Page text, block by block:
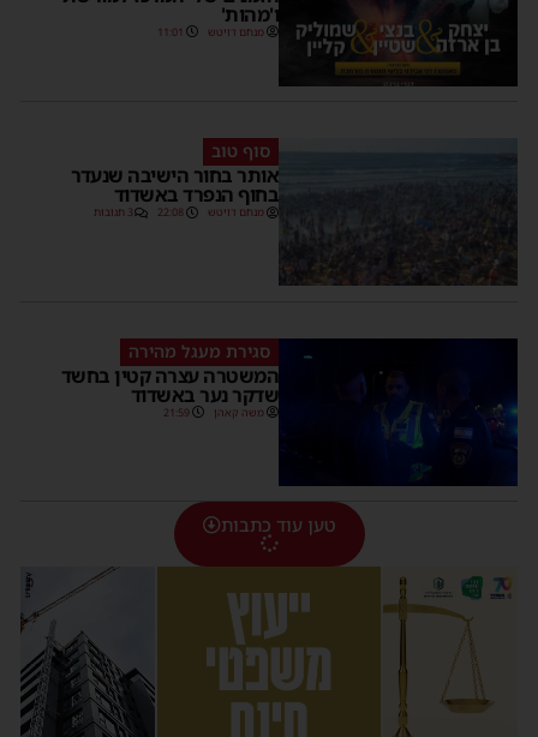
ו'מהות'
מנחם דויטש 11:01
סוף טוב
אותר בחור הישיבה שנעדר
בחוף הנפרד באשדוד
מנחם דויטש 22:08 3 תגובות
סגירת מעגל מהירה
המשטרה עצרה קטין בחשד
שדקר נער באשדוד
משה קאהן 21:59
טען עוד כתבות